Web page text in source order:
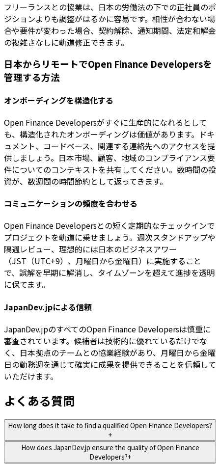
フリーランスとの協業は、日本の労働法の下での正社員のポ
ジションよりも調整がはるかに容易です。相性が合わない場
合や要件が変わった場合、契約解除、通知期間、法定和解金
の複雑さなしに軌道修正できます。
日本からリモートでOpen Finance Developersを
管理する方法
オンボーディングを構造化する
Open Finance Developersがすぐに生産的になれるとして
も、構造化されたオンボーディングは価値があります。ドキ
ュメント、コードベース、関連する連絡先へのアクセスを提
供しましょう。日本市場、顧客、地域のコンプライアンス要
件についてのコンテキストを共有してください。数時間の投
資が、数週間の時間節約として返ってきます。
コミュニケーションの頻度を合わせる
Open Finance Developersとの短く定期的なチェックインで
プロジェクトを軌道に乗せましょう。週次スタンドアップや
隔週レビュー、理想的には日本のビジネスアワー
（JST（UTC+9）、月曜日から金曜日）に実施すること
で、誤解を早期に解消し、タイムゾーンを超えて進捗を透明
に保てます。
JapanDev.jpによる信頼
JapanDev.jpのすべてのOpen Finance Developersは慎重に
審査されています。候補者は技術的に優れているだけでな
く、日本拠点のチームとの協業経験があり、月曜日から金曜
日の勤務週を通じて確実に成果を提供できることを信頼して
いただけます。
よくある質問
How long does it take to find a qualified Open Finance Developers?
+
How does JapanDev.jp ensure the quality of Open Finance
Developers?+